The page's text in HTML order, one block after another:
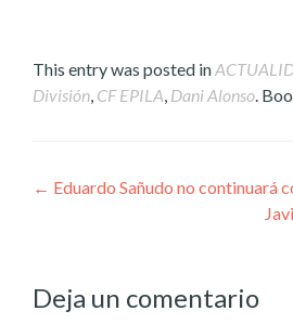
This entry was posted in
División, CF EPILA, Dani Alonso.
Post
← Eduardo Sañudo no continuará
Deja un comentario